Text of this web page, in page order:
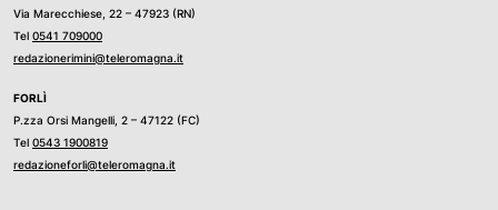
Via Marecchiese, 22 – 47923 (RN)
Tel 0541 709000
redazionerimini@teleromagna.it
FORLÌ
P.zza Orsi Mangelli, 2 – 47122 (FC)
Tel 0543 1900819
redazioneforli@teleromagna.it